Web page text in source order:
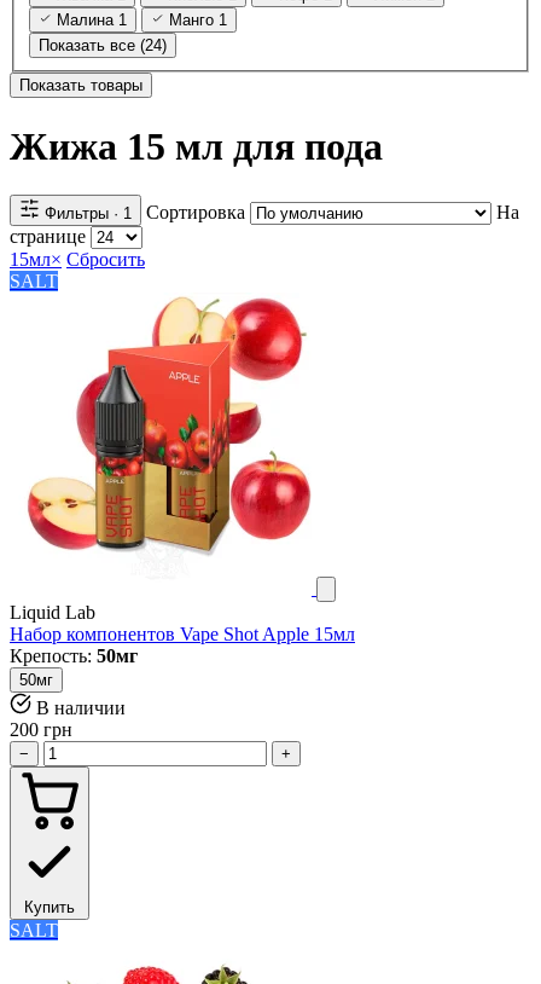
Малина 1 Манго 1
Показать все (24)
Показать товары
Жижа 15 мл для пода
Фильтры · 1 Сортировка
На
странице
15мл× Сбросить
SALT
Liquid Lab
Набор компонентов Vape Shot Apple 15мл
Крепость: 50мг
50мг
В наличии
200 грн
− +
Купить
SALT